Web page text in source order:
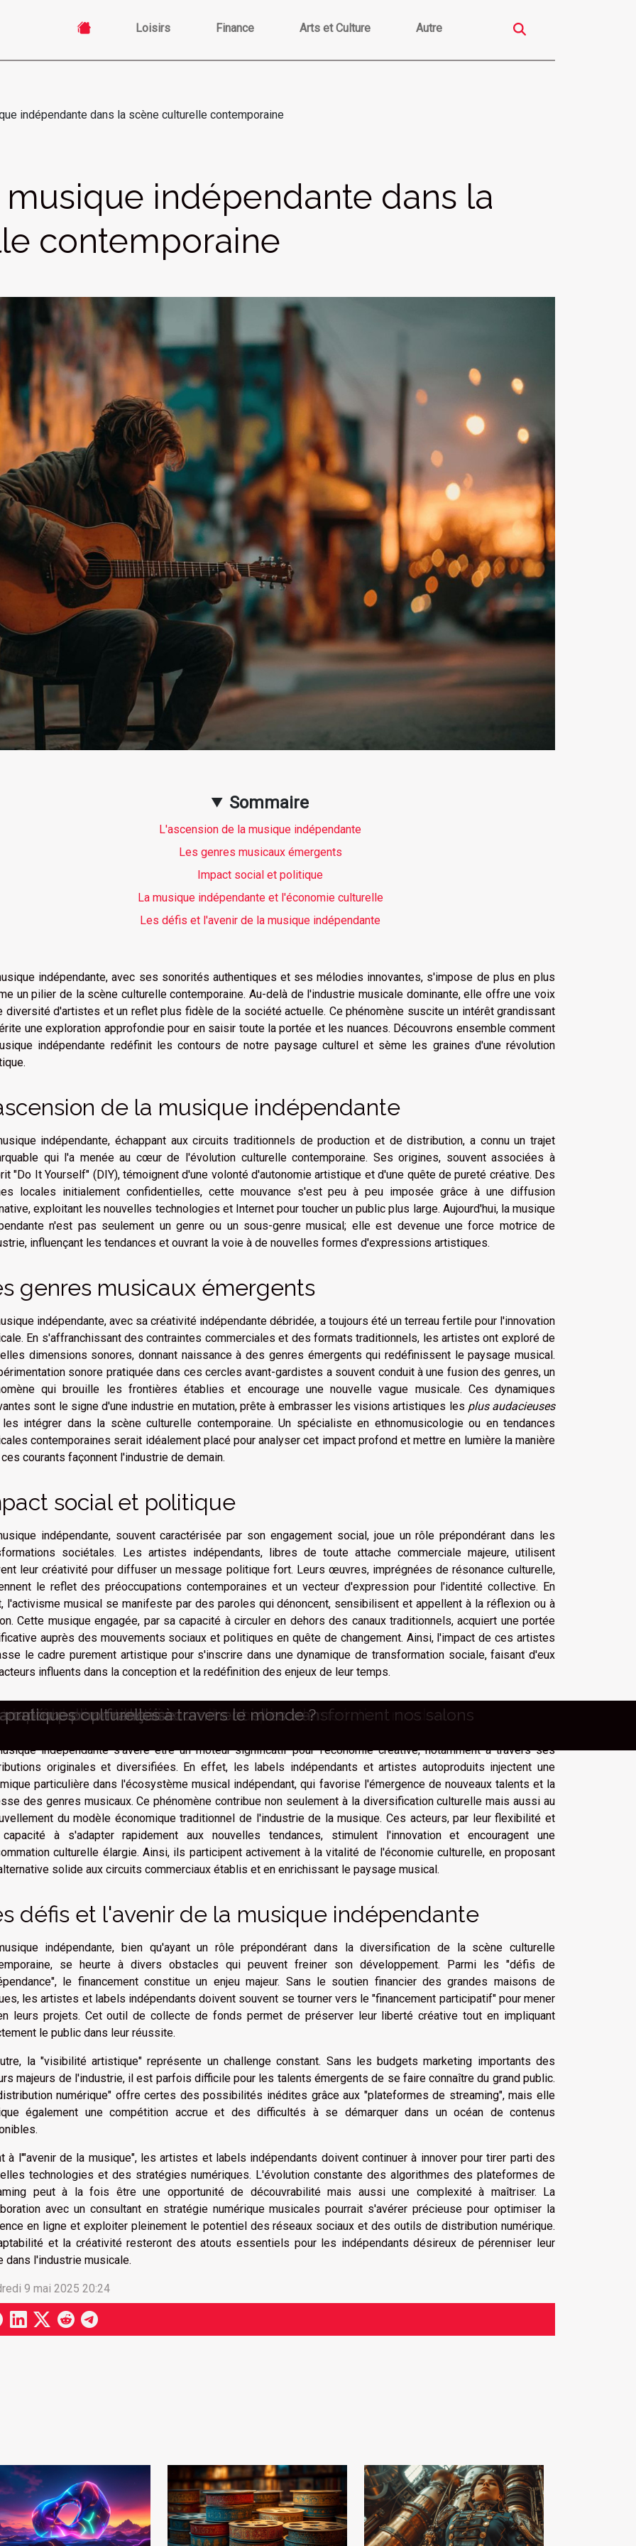
Loisirs Finance Arts et Culture Autre
indépendante dans la scène culturelle contemporaine
indépendante dans la
contemporaine
Sommaire
L'ascension de la musique indépendante
Les genres musicaux émergents
Impact social et politique
La musique indépendante et l'économie culturelle
Les défis et l'avenir de la musique indépendante
indépendante, avec ses sonorités authentiques et ses mélodies innovantes, s'impose de plus en plus
un pilier de la scène culturelle contemporaine. Au-delà de l'industrie musicale dominante, elle offre une voix
diversité d'artistes et un reflet plus fidèle de la société actuelle. Ce phénomène suscite un intérêt grandissant
une exploration approfondie pour en saisir toute la portée et les nuances. Découvrons ensemble comment
indépendante redéfinit les contours de notre paysage culturel et sème les graines d'une révolution
de la musique indépendante
indépendante, échappant aux circuits traditionnels de production et de distribution, a connu un trajet
qui l'a menée au cœur de l'évolution culturelle contemporaine. Ses origines, souvent associées à
"Do It Yourself" (DIY), témoignent d'une volonté d'autonomie artistique et d'une quête de pureté créative. Des
locales initialement confidentielles, cette mouvance s'est peu à peu imposée grâce à une diffusion
exploitant les nouvelles technologies et Internet pour toucher un public plus large. Aujourd'hui, la musique
n'est pas seulement un genre ou un sous-genre musical; elle est devenue une force motrice de
influençant les tendances et ouvrant la voie à de nouvelles formes d'expressions artistiques.
genres musicaux émergents
indépendante, avec sa créativité indépendante débridée, a toujours été un terreau fertile pour l'innovation
En s'affranchissant des contraintes commerciales et des formats traditionnels, les artistes ont exploré de
dimensions sonores, donnant naissance à des genres émergents qui redéfinissent le paysage musical.
sonore pratiquée dans ces cercles avant-gardistes a souvent conduit à une fusion des genres, un
qui brouille les frontières établies et encourage une nouvelle vague musicale. Ces dynamiques
sont le signe d'une industrie en mutation, prête à embrasser les visions artistiques les plus audacieuses
intégrer dans la scène culturelle contemporaine. Un spécialiste en ethnomusicologie ou en tendances
contemporaines serait idéalement placé pour analyser cet impact profond et mettre en lumière la manière
courants façonnent l'industrie de demain.
social et politique
indépendante, souvent caractérisée par son engagement social, joue un rôle prépondérant dans les
sociétales. Les artistes indépendants, libres de toute attache commerciale majeure, utilisent
leur créativité pour diffuser un message politique fort. Leurs œuvres, imprégnées de résonance culturelle,
le reflet des préoccupations contemporaines et un vecteur d'expression pour l'identité collective. En
l'activisme musical se manifeste par des paroles qui dénoncent, sensibilisent et appellent à la réflexion ou à
Cette musique engagée, par sa capacité à circuler en dehors des canaux traditionnels, acquiert une portée
auprès des mouvements sociaux et politiques en quête de changement. Ainsi, l'impact de ces artistes
le cadre purement artistique pour s'inscrire dans une dynamique de transformation sociale, faisant d'eux
influents dans la conception et la redéfinition des enjeux de leur temps.
musique indépendante et l'économie culturelle
indépendante s'avère être un moteur significatif pour l'économie créative, notamment à travers ses
originales et diversifiées. En effet, les labels indépendants et artistes autoproduits injectent une
particulière dans l'écosystème musical indépendant, qui favorise l'émergence de nouveaux talents et la
des genres musicaux. Ce phénomène contribue non seulement à la diversification culturelle mais aussi au
du modèle économique traditionnel de l'industrie de la musique. Ces acteurs, par leur flexibilité et
à s'adapter rapidement aux nouvelles tendances, stimulent l'innovation et encouragent une
culturelle élargie. Ainsi, ils participent activement à la vitalité de l'économie culturelle, en proposant
solide aux circuits commerciaux établis et en enrichissant le paysage musical.
défis et l'avenir de la musique indépendante
indépendante, bien qu'ayant un rôle prépondérant dans la diversification de la scène culturelle
se heurte à divers obstacles qui peuvent freiner son développement. Parmi les "défis de
le financement constitue un enjeu majeur. Sans le soutien financier des grandes maisons de
les artistes et labels indépendants doivent souvent se tourner vers le "financement participatif" pour mener
leurs projets. Cet outil de collecte de fonds permet de préserver leur liberté créative tout en impliquant
le public dans leur réussite.
la "visibilité artistique" représente un challenge constant. Sans les budgets marketing importants des
majeurs de l'industrie, il est parfois difficile pour les talents émergents de se faire connaître du grand public.
numérique" offre certes des possibilités inédites grâce aux "plateformes de streaming", mais elle
également une compétition accrue et des difficultés à se démarquer dans un océan de contenus
à l'"avenir de la musique", les artistes et labels indépendants doivent continuer à innover pour tirer parti des
technologies et des stratégies numériques. L'évolution constante des algorithmes des plateformes de
peut à la fois être une opportunité de découvrabilité mais aussi une complexité à maîtriser. La
avec un consultant en stratégie numérique musicales pourrait s'avérer précieuse pour optimiser la
en ligne et exploiter pleinement le potentiel des réseaux sociaux et des outils de distribution numérique.
et la créativité resteront des atouts essentiels pour les indépendants désireux de pérenniser leur
dans l'industrie musicale.
9 mai 2025 20:24
sur la préservation culturelle
dans la création graphique
qui méritent le détour
ses tenues uniques
les techniques traditionnelles inspirent la création moderne
rôle dans le mouvement social moderne
les colliers tibétains
personnalisés : comment elles transforment nos salons
culture pop française
culturelles à travers le monde ?